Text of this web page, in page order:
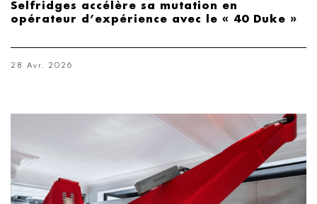
Selfridges accélère sa mutation en
opérateur d’expérience avec le « 40 Duke »
28 Avr. 2026